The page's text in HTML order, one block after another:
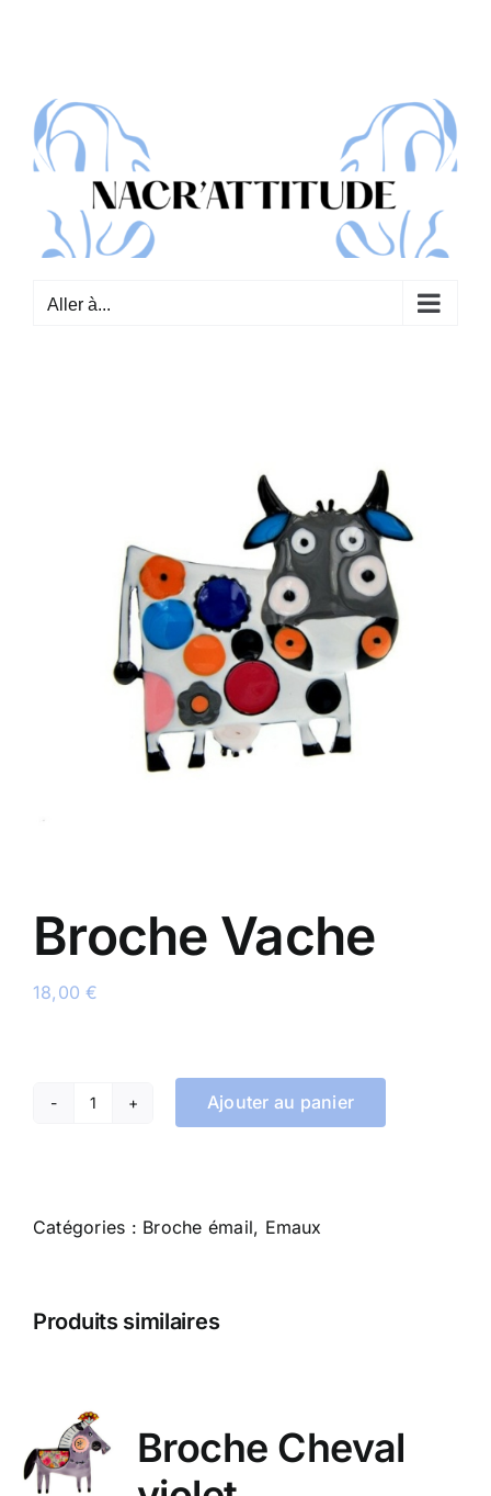
Aller à...
Broche Vache
18,00€
quantité
Ajouter au panier
Catégories : Broche émail, Emaux
Produits similaires
Broche Cheval